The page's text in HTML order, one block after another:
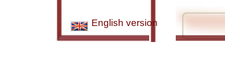
English version